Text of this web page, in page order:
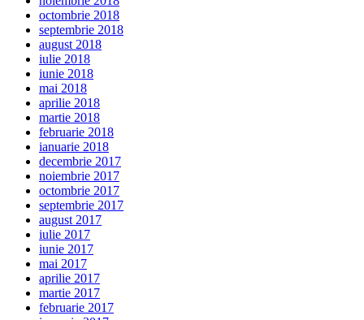
octombrie 2018
septembrie 2018
august 2018
iulie 2018
iunie 2018
mai 2018
aprilie 2018
martie 2018
februarie 2018
ianuarie 2018
decembrie 2017
noiembrie 2017
octombrie 2017
septembrie 2017
august 2017
iulie 2017
iunie 2017
mai 2017
aprilie 2017
martie 2017
februarie 2017